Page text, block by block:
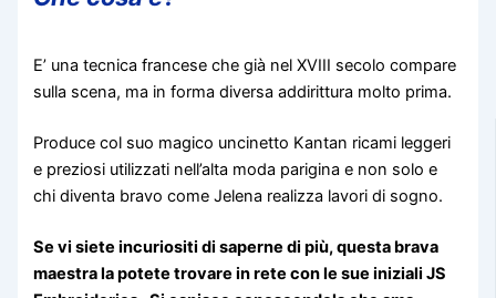
E’ una tecnica francese che già nel XVIII secolo compare
sulla scena, ma in forma diversa addirittura molto prima.
Produce col suo magico uncinetto Kantan ricami leggeri
e preziosi utilizzati nell’alta moda parigina e non solo e
chi diventa bravo come Jelena realizza lavori di sogno.
Se vi siete incuriositi di saperne di più, questa brava
maestra la potete trovare in rete con le sue inizialiJS